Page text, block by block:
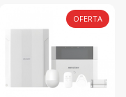
OFERTA